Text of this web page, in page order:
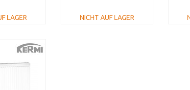
LAGER
NICHT AUF LAGER